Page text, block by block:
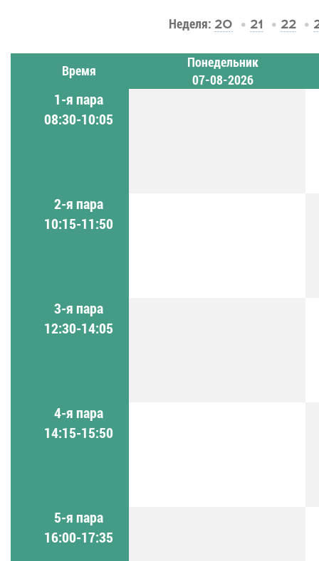
Неделя: 20 21 22
Время
Понедельник
07-08-2026
1-я пара
08:30-10:05
2-я пара
10:15-11:50
3-я пара
12:30-14:05
4-я пара
14:15-15:50
5-я пара
16:00-17:35